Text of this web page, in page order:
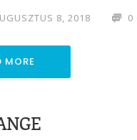
8, 2018 0
MORE